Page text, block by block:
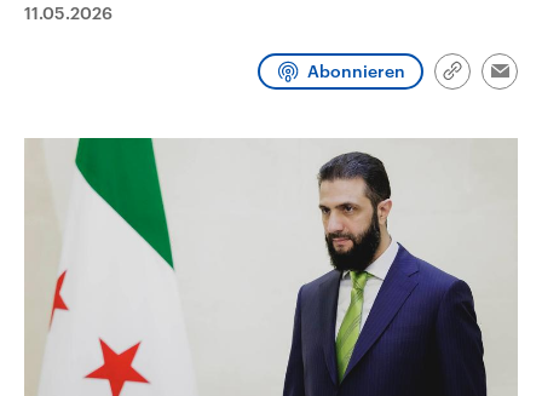
2026
September 2026 einen neuen
Umfragen, Prognosen,
Wahlprogramme, aktuelle Berichte
und Hintergründe zu den Parteien
und Kandidaten der anstehenden
Wirtschaftlich und
gehören die Vereinigten
den mächtigsten Ländern
Sendungen Podcasts
Audio-Archiv
11.05.2026
Abonnieren
Link